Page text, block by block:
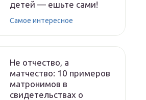
детей — ешьте сами!
Самое интересное
Не отчество, а
матчество: 10 примеров
матронимов в
свидетельствах о